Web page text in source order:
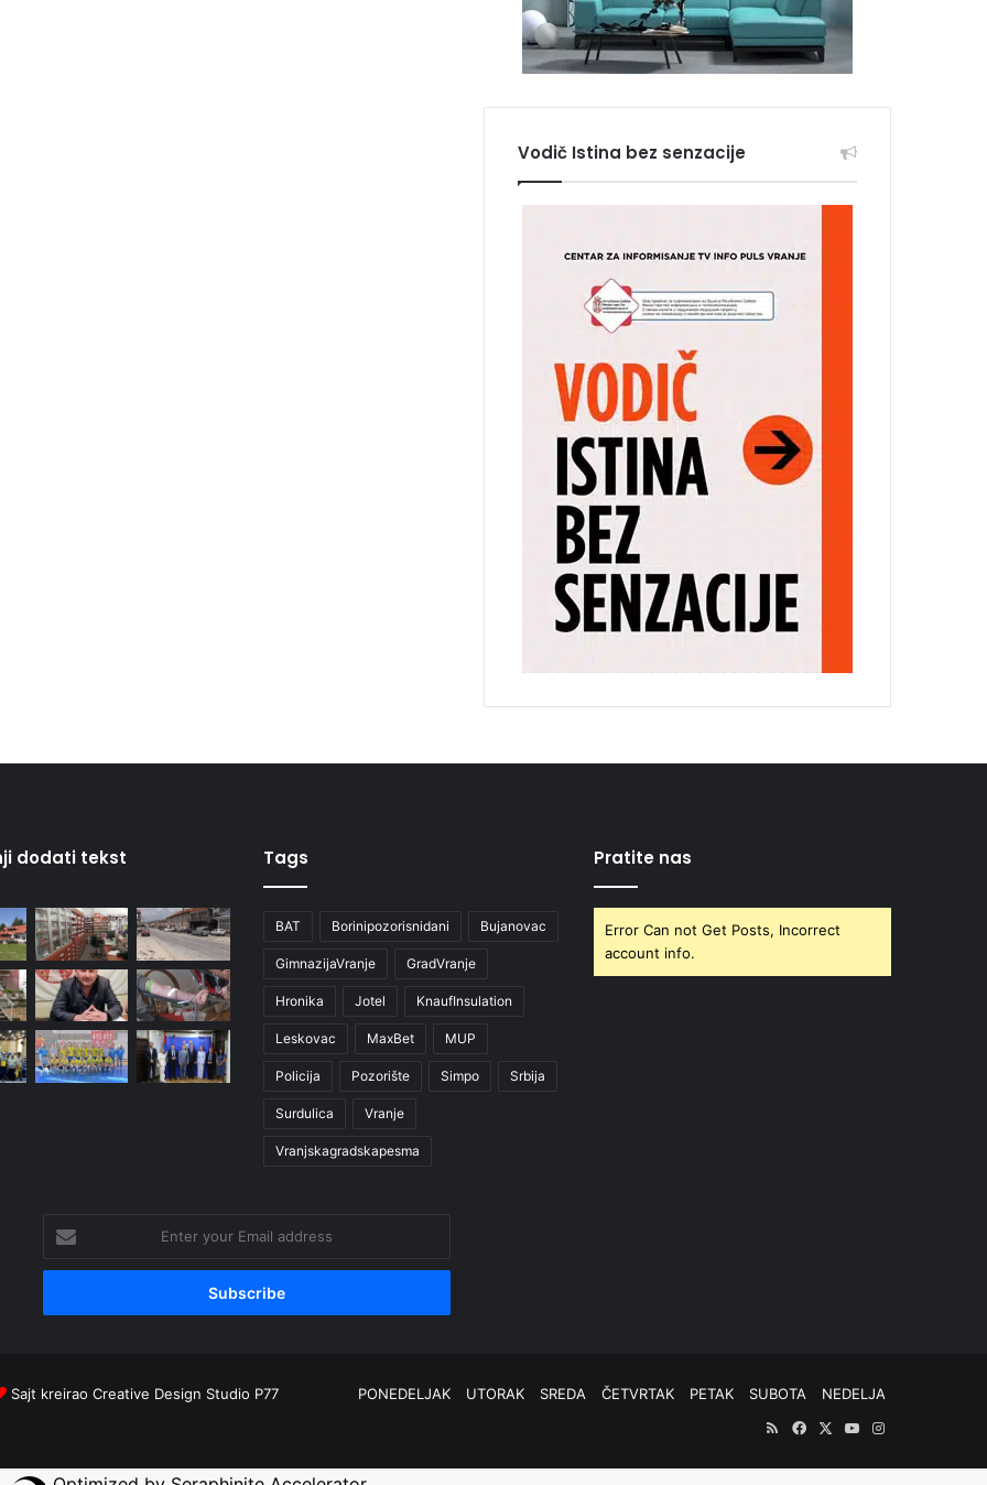
Vodič Istina bez senzacije
dodati tekst Tags
BAT Borinipozorisnidani Bujanovac
GimnazijaVranje GradVranje
Hronika Jotel KnaufInsulation
Leskovac MaxBet MUP
Policija Pozorište Simpo Srbija
Surdulica Vranje
Vranjskagradskapesma
Pratite nas
Error Can not Get Posts, Incorrect
account info.
your
Email
Sajt kreirao Creative Design Studio P77 PONEDELJAK UTORAK SREDA ČETVRTAK PETAK SUBOTA
NEDELJA
RSSFacebook
X YouTubeInstagram